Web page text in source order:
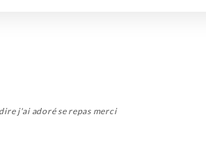
j'ai adoré se repas merci